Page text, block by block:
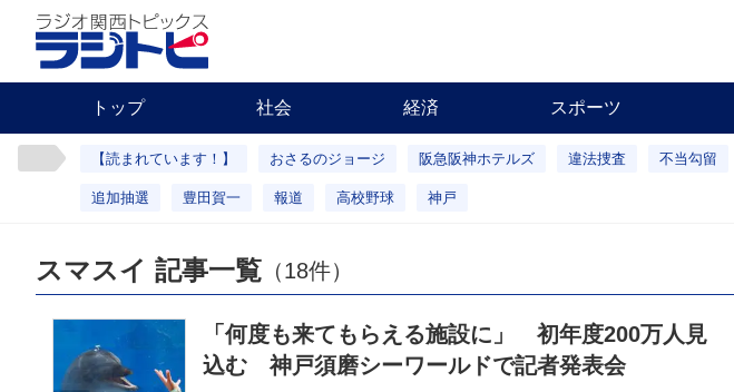
トップ 社会 経済 スポーツ
【読まれています！】 おさるのジョージ 阪急阪神ホテルズ 違法捜査 不当勾留
追加抽選 豊田賀一 報道 高校野球 神戸
スマスイ 記事一覧 （18件）
「何度も来てもらえる施設に」 初年度200万人見
込む 神戸須磨シーワールドで記者発表会